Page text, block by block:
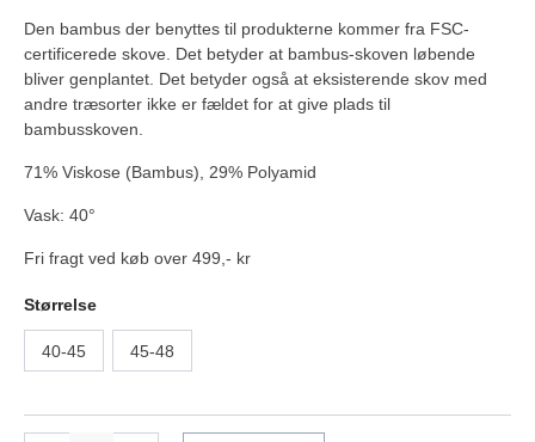
Den bambus der benyttes til produkterne kommer fra FSC-
certificerede skove. Det betyder at bambus-skoven løbende
bliver genplantet. Det betyder også at eksisterende skov med
andre træsorter ikke er fældet for at give plads til
bambusskoven.
71% Viskose (Bambus), 29% Polyamid
Vask: 40°
Fri fragt ved køb over 499,- kr
Størrelse
40-45 45-48